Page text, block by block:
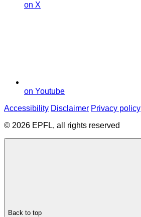
on X
on Youtube
Accessibility Disclaimer Privacy policy
© 2026 EPFL, all rights reserved
Back to top